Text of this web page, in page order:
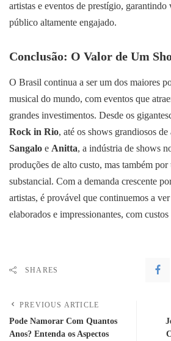
artistas e eventos de prestígio,
público altamente engajado.
Conclusão: O Valor de Um
O Brasil continua a ser um dos maiores
musical do mundo, com eventos que
grandes investimentos. Desde os
Rock in Rio, até os shows grandiosos
Sangalo e Anitta, a indústria de shows
produções de alto custo, mas também
substancial. Com a demanda crescente
artistas, é provável que continuemos a
elaborados e impressionantes, com
SHARES
PREVIOUS ARTICLE
Pode Namorar Com Quantos
Anos? Entenda os Aspectos